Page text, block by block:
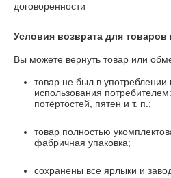
договоренности
Условия возврата для товаров
Вы можете вернуть товар или
товар не был в
использования
потёртостей, пятен и т. п.;
товар полностью
фабричная упаковка;
сохранены все ярлыки и